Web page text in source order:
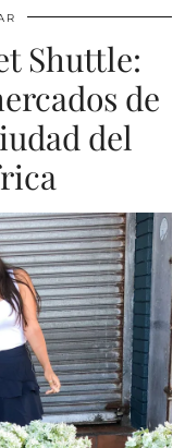
Shuttle:
de
del